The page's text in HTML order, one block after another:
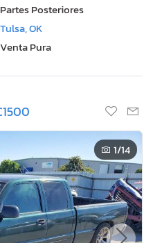
Partes Posteriores
Tulsa, OK
Venta Pura
1/14